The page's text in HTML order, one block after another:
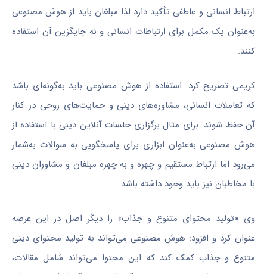
ارتباط انسانی و عاطفی تأکید دارد لذا مبلغان باید از هوش مصنوعی
به‌عنوان یک مکمل برای ارتباطات انسانی و نه جایگزین آن استفاده
کنند.
کریمی تصریح کرد: استفاده از هوش مصنوعی باید به‌گونه‌ای باشد
که تعاملات انسانی، مشاوره‌های دینی و حمایت‌های روحی در کنار
آن حفظ شوند. برای مثال برگزاری جلسات آنلاین دینی با استفاده از
هوش مصنوعی به‌عنوان ابزاری برای پاسخگویی به سوالات به‌شمار
می‌رود اما ارتباط مستقیم و چهره و به چهره مبلغان و مشاوران دینی
با مخاطبان نیز باید وجود داشته باشد.
وی «تولید محتوای متنوع و جذاب» را دیگر اصل در این عرصه
عنوان کرد و افزود: هوش مصنوعی می‌تواند به تولید محتوای دینی
متنوع و جذاب کمک کند که این محتوا می‌تواند شامل مقالات،